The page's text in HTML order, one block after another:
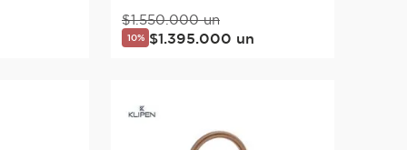
$1.550.000 un
10% $1.395.000 un